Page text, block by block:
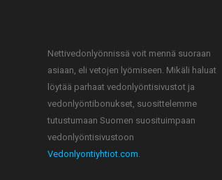
Nettivedonlyönnissä voit mennä suoraan
asiaan, eli vetojen lyömiseen. Mikäli haluat
löytää parhaat vedonlyöntisivustot ja
vedonlyöntibonukset, suosittelemme
tutustumaan Suomen suosituimpaan
vedonlyöntisivustoon
Vedonlyontiyhtiot.com.